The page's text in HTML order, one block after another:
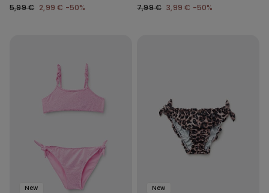
5,99 € 2,99 € -50%
7,99 € 3,99 € -50%
New
New